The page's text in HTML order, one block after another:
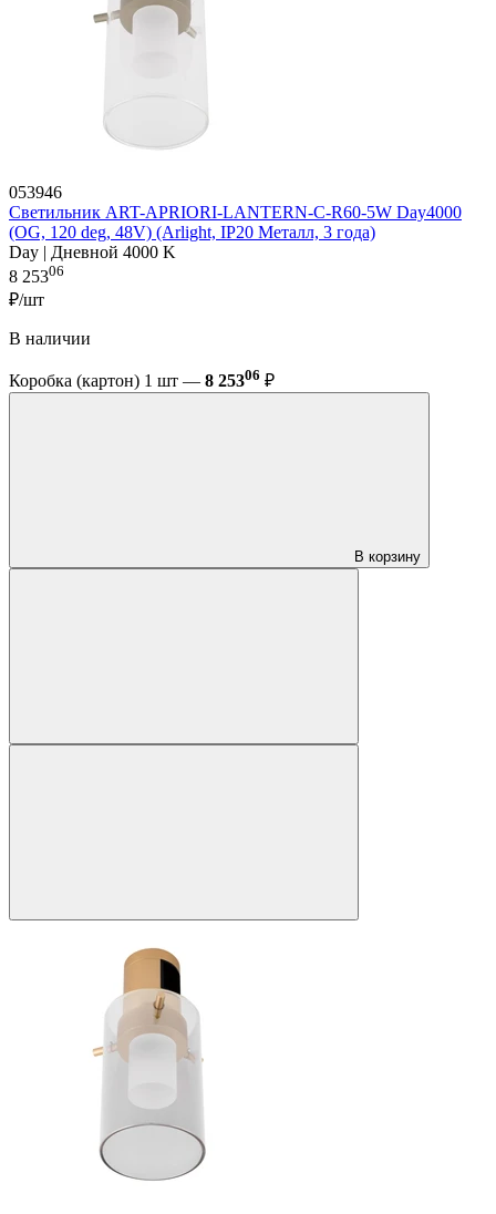
053946
Светильник ART-APRIORI-LANTERN-C-R60-5W Day4000
(OG, 120 deg, 48V) (Arlight, IP20 Металл, 3 года)
Day | Дневной 4000 K
8 25306
₽/шт
В наличии
Коробка (картон) 1 шт — 8 25306 ₽
В корзину